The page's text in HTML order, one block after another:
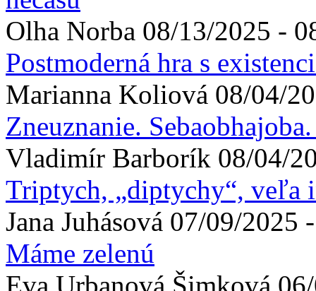
Olha Norba 08/13/2025 -
Postmoderná hra s
Marianna Koliová 08/04/
Zneuznanie.
Vladimír Barborík 08/04/
Triptych, „diptychy“, veľa
Jana Juhásová 07/09/2025
Máme zelenú
Eva Urbanová Šimková